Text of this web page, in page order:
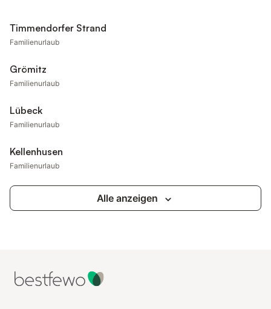
Timmendorfer Strand
Familienurlaub
Grömitz
Familienurlaub
Lübeck
Familienurlaub
Kellenhusen
Familienurlaub
Alle anzeigen